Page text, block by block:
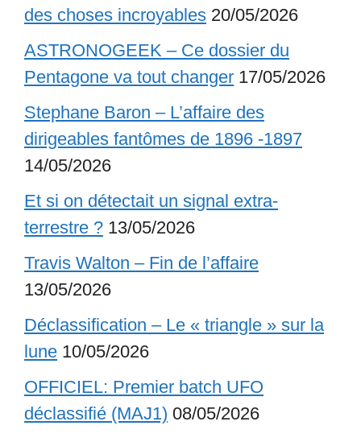
des choses incroyables 20/05/2026
ASTRONOGEEK – Ce dossier du
Pentagone va tout changer 17/05/2026
Stephane Baron – L’affaire des
dirigeables fantômes de 1896 -1897
14/05/2026
Et si on détectait un signal extra-
terrestre ? 13/05/2026
Travis Walton – Fin de l’affaire
13/05/2026
Déclassification – Le « triangle » sur la
lune 10/05/2026
OFFICIEL: Premier batch UFO
déclassifié (MAJ1) 08/05/2026